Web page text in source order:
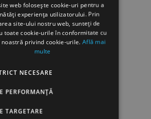
SI CODURI COR
SI CODURI COR
Exit interviu
web folosește cookie-uri pentru a
experiența utilizatorului. Prin
site-ului nostru web, sunteți de
toate cookie-urile în conformitate cu
noastră privind cookie-urile.Află mai
multe
NECESARE
PERFORMANȚĂ
TARGETARE